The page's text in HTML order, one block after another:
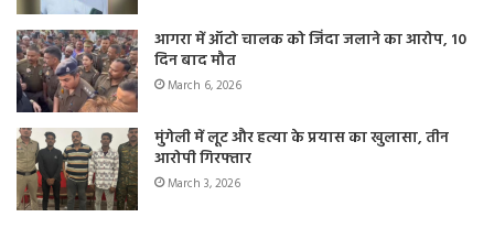
आगरा में ऑटो चालक को जिंदा जलाने का आरोप, 10
दिन बाद मौत
March 6, 2026
मुंगेली में लूट और हत्या के प्रयास का खुलासा, तीन
आरोपी गिरफ्तार
March 3, 2026